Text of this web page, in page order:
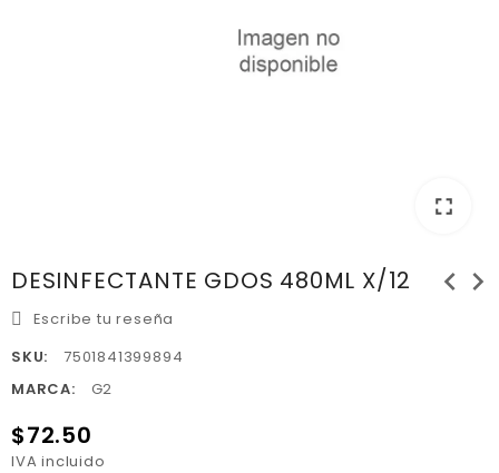
fullscreen
DESINFECTANTE GDOS 480ML X/12 chevron_left chevron_right
Escribe tu reseña
SKU:
7501841399894
MARCA:
G2
$72.50
IVA incluido